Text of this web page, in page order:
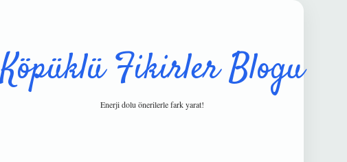
Köpüklü Fikirler Blogu
Enerji dolu önerilerle fark yarat!